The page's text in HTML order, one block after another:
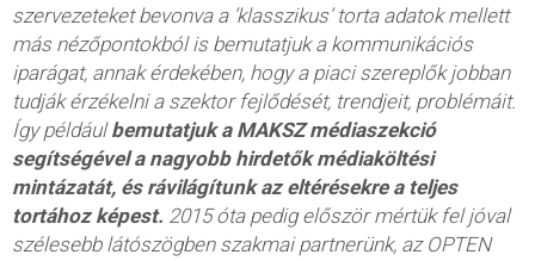
szervezeteket bevonva a ’klasszikus’ torta adatok mellett
más nézőpontokból is bemutatjuk a kommunikációs
iparágat, annak érdekében, hogy a piaci szereplők jobban
tudják érzékelni a szektor fejlődését, trendjeit, problémáit.
Így példáulbemutatjuk a MAKSZ médiaszekció
segítségével a nagyobb hirdetők médiaköltési
mintázatát, és rávilágítunk az eltérésekre a teljes
tortához képest. 2015 óta pedig először mértük fel jóval
szélesebb látószögben szakmai partnerünk, az OPTEN